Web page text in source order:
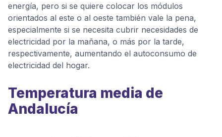
energía, pero si se quiere colocar los módulos
orientados al este o al oeste también vale la pena,
especialmente si se necesita cubrir necesidades de
electricidad por la mañana, o más por la tarde,
respectivamente, aumentando el autoconsumo de
electricidad del hogar.
Temperatura media de
Andalucía